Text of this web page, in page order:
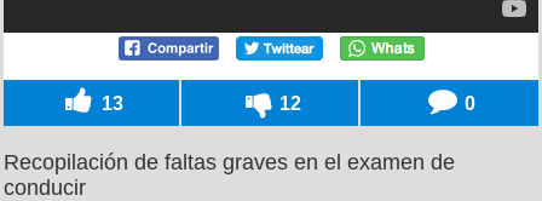
13 12 0
Recopilación de faltas graves en el examen de
conducir